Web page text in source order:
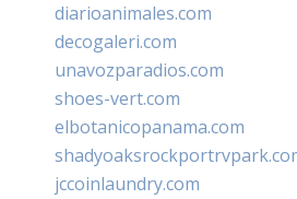
diarioanimales.com
decogaleri.com
unavozparadios.com
shoes-vert.com
elbotanicopanama.com
jccoinlaundry.com